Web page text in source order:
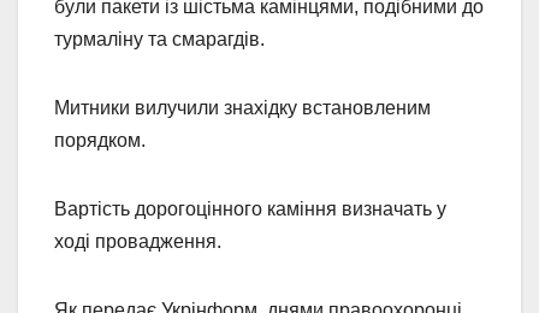
були пакети із шістьма камінцями, подібними до
турмаліну та смарагдів.
Митники вилучили знахідку встановленим
порядком.
Вартість дорогоцінного каміння визначать у
ході провадження.